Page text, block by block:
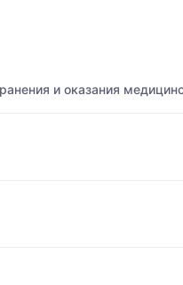
и оказания